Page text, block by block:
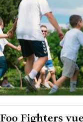
Foo Fighters